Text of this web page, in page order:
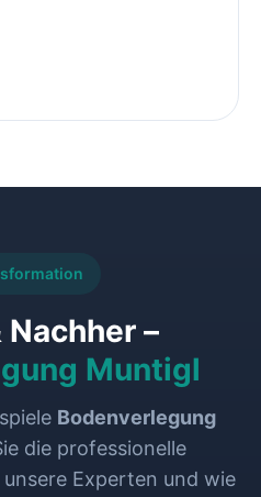
Nachher –
Muntigl
Bodenverlegung
die professionelle
Experten und wie